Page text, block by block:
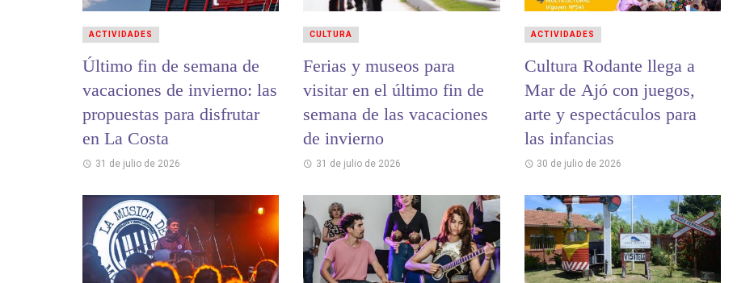
Último fin de semana de
vacaciones de invierno: las
propuestas para disfrutar
en La Costa
31 de julio de 2026
ACTIVIDADES
Ferias y museos para
visitar en el último fin de
semana de las vacaciones
de invierno
31 de julio de 2026
CULTURA
Cultura Rodante llega a
Mar de Ajó con juegos,
arte y espectáculos para
las infancias
30 de julio de 2026
ACTIVIDADES